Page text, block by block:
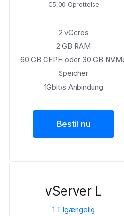
€5,00 Oprettelse
2 vCores
2 GB RAM
60 GB CEPH oder 30 GB
Speicher
1Gbit/s Anbindung
Bestil nu
vServer L
1 Tilgængelig